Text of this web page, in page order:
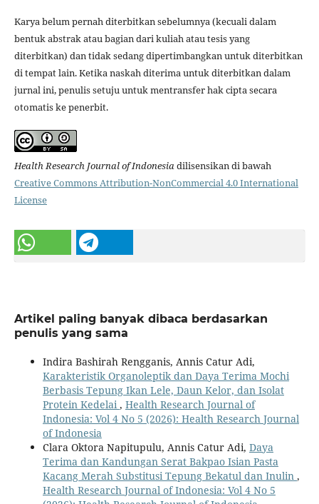
Karya belum pernah diterbitkan sebelumnya (kecuali dalam
bentuk abstrak atau bagian dari kuliah atau tesis yang
diterbitkan) dan tidak sedang dipertimbangkan untuk diterbitkan
di tempat lain. Ketika naskah diterima untuk diterbitkan dalam
jurnal ini, penulis setuju untuk mentransfer hak cipta secara
otomatis ke penerbit.
Health Research Journal of Indonesiadilisensikan di bawah
Creative Commons Attribution-NonCommercial 4.0 International
License
Artikel paling banyak dibaca berdasarkan
penulis yang sama
Indira Bashirah Rengganis, Annis Catur Adi,
Karakteristik Organoleptik dan Daya Terima Mochi
Berbasis Tepung Ikan Lele, Daun Kelor, dan Isolat
Protein Kedelai, Health Research Journal of
Indonesia: Vol 4 No 5 (2026): Health Research Journal
of Indonesia
Clara Oktora Napitupulu, Annis Catur Adi, Daya
Terima dan Kandungan Serat Bakpao Isian Pasta
Kacang Merah Substitusi Tepung Bekatul dan Inulin ,
Health Research Journal of Indonesia: Vol 4 No 5